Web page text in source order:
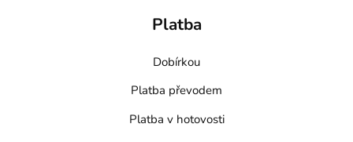
Platba
Dobírkou
Platba převodem
Platba v hotovosti